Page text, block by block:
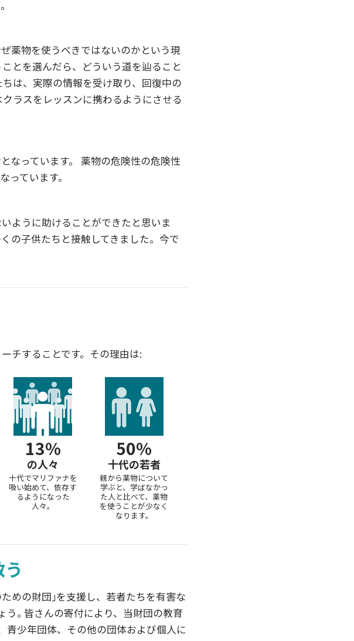
薬物を使うべきではないのかという現
とを選んだら、どういう道を辿ること
は、実際の情報を受け取り、回復中の
ラスをレッスンに携わるようにさせる
なっています。 薬物の危険性の危険性
ています。
ように助けることができたと思いま
の子供たちと接触してきました。今で
チすることです。その理由は:
13%
の人々
十代でマリファナを
吸い始めて、依存す
るようになった
人々。
50%
十代の若者
親から薬物について
学ぶと、学ばなかっ
た人と比べて、薬物
を使うことが少なく
なります。
めの財団｣を支援し、若者たちを有害な
う｡ 皆さんの寄付により、当財団の教育
青少年団体、その他の団体および個人に